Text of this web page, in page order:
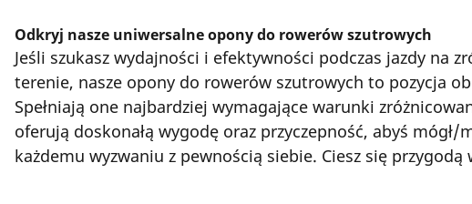
Odkryj nasze uniwersalne opony do rowerów szutrowych
Jeśli szukasz wydajności i efektywności podczas jazdy na
terenie, nasze opony do rowerów szutrowych to pozycja
Spełniają one najbardziej wymagające warunki
oferują doskonałą wygodę oraz przyczepność, abyś mógł/
każdemu wyzwaniu z pewnością siebie. Ciesz się przygodą